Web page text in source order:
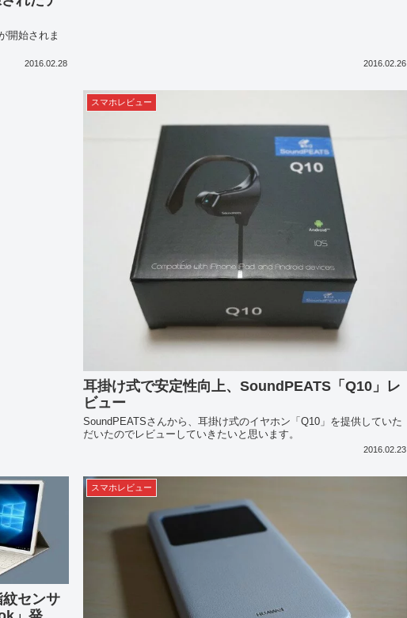
開始されま
2016.02.28 2016.02.26
スマホレビュー
耳掛け式で安定性向上、SoundPEATS「Q10」レ
ビュー
SoundPEATSさんから、耳掛け式のイヤホン「Q10」を提供していた
だいたのでレビューしていきたいと思います。
2016.02.23
センサ
スマホレビュー